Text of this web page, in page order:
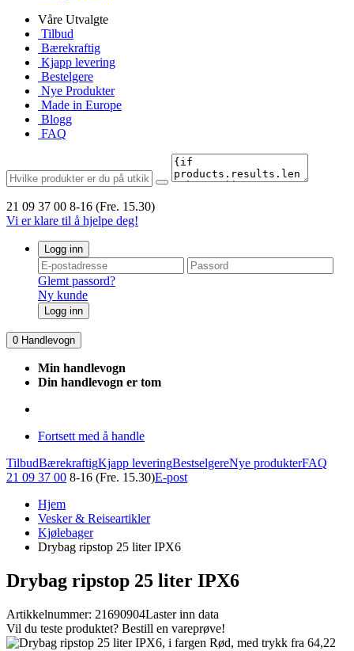
Våre Utvalgte
Tilbud
Bærekraftig
Kjapp levering
Bestelgere
Nye Produkter
Made in Europe
Blogg
FAQ
21 09 37 00 8-16 (Fre. 15.30)
Vi er klare til å hjelpe deg!
Logg inn
Glemt passord?
Ny kunde
Logg inn
0 Handlevogn
Min handlevogn
Din handlevogn er tom
Fortsett med å handle
TilbudBærekraftigKjapp leveringBestselgereNye produkterFAQ
21 09 37 00 8-16 (Fre. 15.30)E-post
Hjem
Vesker & Reiseartikler
Kjølebager
Drybag ripstop 25 liter IPX6
Drybag ripstop 25 liter IPX6
Artikkelnummer: 21690904Laster inn data
Vil du teste produktet? Bestill en vareprøve!